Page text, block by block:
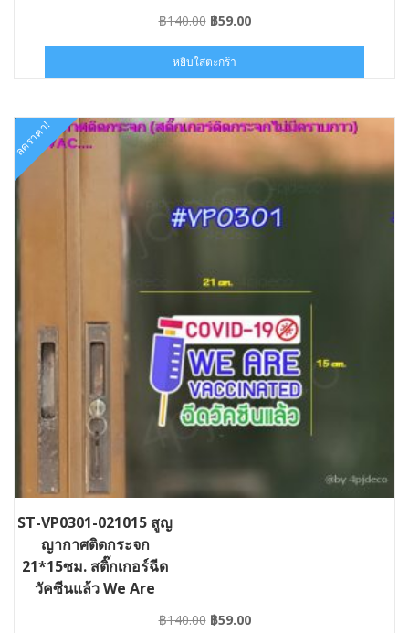
฿140.00 Original
was:
฿140.00.
฿59.00Current
฿59.00.
หยิบใส่ตะกร้า
ลดราคา!
ST-VP0301-021015 สูญ
ญากาศติดกระจก
21*15ซม. สติ๊กเกอร์ฉีด
วัคซีนแล้ว We Are
฿140.00 Original
฿59.00Current